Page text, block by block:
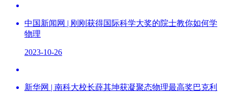
中国新闻网 | 刚刚获得国际科学大奖的院士教你如何学
物理
2023-10-26
新华网 | 南科大校长薛其坤获凝聚态物理最高奖巴克利